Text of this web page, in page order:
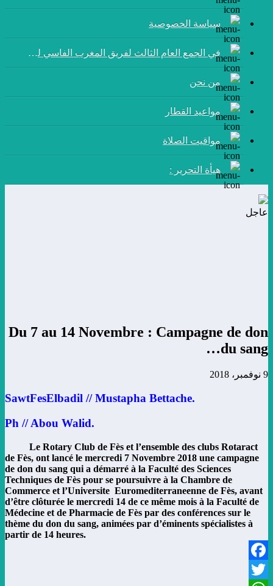
سياسة الخصوصية
في الجمع العام الثالث لفريق المغرب الفاسي لكرة القدم:
من نحن
مواعيد القطار
مواقيت الصلاة
هيأة التحرير :
عاجل
Du 7 au 14 Novembre : Campagne de don
du sang…
9 نوفمبر، 2018
.SawtFesElbadil // Mustapha Bettache
Ph // Abou Walid.
Le Rotary Club de Fès et l’ensemble des clubs Rotaract
de Fès, ont lancé le mercredi 7 Novembre 2018 une campagne
de don du sang qui a démarré à la Faculté des Sciences
Techniques de Fès pour se poursuivre à la Chambre de
Commerce et l’Universite Euromediterraneenne de Fès, avant
d’être clôturée le mercredi 14 de ce même mois à la Faculté de
Médecine et de Pharmacie de Fès par des conférences sur le
thème du don du sang, animées par d’éminents spécialistes à
partir de 14 heures.
Facebook